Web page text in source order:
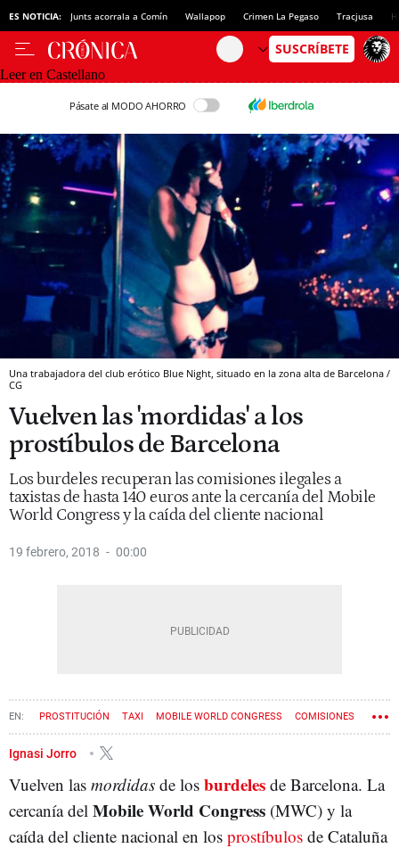
ES NOTICIA: Junts acorrala a Comín Wallapop Crimen La Pegaso Tracjusa
Leer en Castellano
Pásate al MODO AHORRO
Una trabajadora del club erótico Blue Night, situado en la zona alta de Barcelona /
CG
Vuelven las 'mordidas' a los
prostíbulos de Barcelona
Los burdeles recuperan las comisiones ilegales a
taxistas de hasta 140 euros ante la cercanía del Mobile
World Congress y la caída del cliente nacional
19 febrero, 2018 00:00
PROSTITUCIÓN TAXI MOBILE WORLD CONGRESS COMISIONES
DISCOTECA
Ignasi Jorro
Vuelven las mordidas de los burdeles de Barcelona. La
cercanía del Mobile World Congress (MWC) y la
caída del cliente nacional en los prostíbulos de Cataluña